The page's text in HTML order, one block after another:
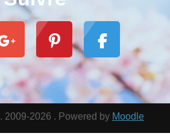
. 2009-2026 . Powered by Moodle